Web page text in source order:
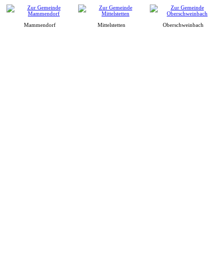
Mammendorf Mittelstetten Oberschweinbach